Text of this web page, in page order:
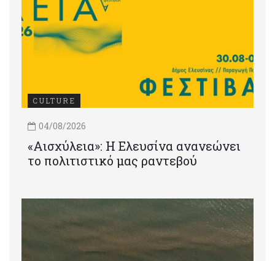
CULTURE
04/08/2026
«Αισχύλεια»: Η Ελευσίνα ανανεώνει
το πολιτιστικό μας ραντεβού